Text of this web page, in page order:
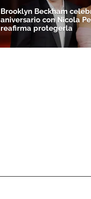
Brooklyn Beckham
aniversario con Nicola
reafirma protegerla